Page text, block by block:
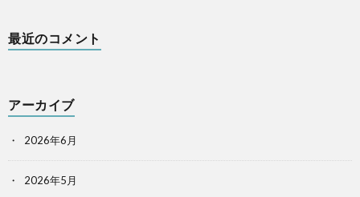
最近のコメント
アーカイブ
2026年6月
2026年5月